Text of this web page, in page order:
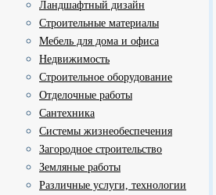
Ландшафтный дизайн
Строительные материалы
Мебель для дома и офиса
Недвижимость
Строительное оборудование
Отделочные работы
Сантехника
Системы жизнеобеспечения
Загородное строительство
Земляные работы
Различные услуги, технологии